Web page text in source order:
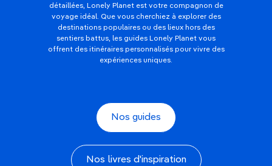
détaillées, Lonely Planet est votre compagnon de
voyage idéal. Que vous cherchiez à explorer des
destinations populaires ou des lieux hors des
sentiers battus, les guides Lonely Planet vous
offrent des itinéraires personnalisés pour vivre des
expériences uniques.
Nos guides
Nos livres d'inspiration